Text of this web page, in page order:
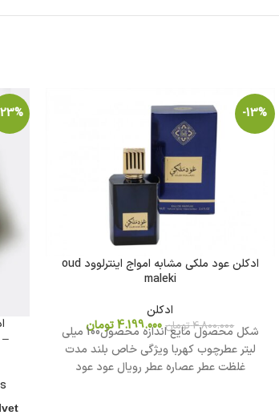
-13%
ادکلن عود ملکی مشابه امواج اینترلوود oud
maleki
ادکلن
4.800.000تومان 4.199.000 تومانشکل محصول مایع اندازه محصول100 میلی
لیتر عطرچوب کهربا ویژگی خاص بلند مدت
غلظت عطر عصاره عطر رویال عود عود